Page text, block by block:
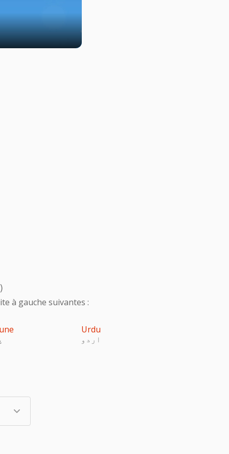
à gauche suivantes :
Urdu
اردو